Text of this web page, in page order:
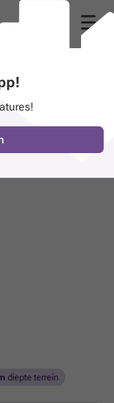
diepte terrein